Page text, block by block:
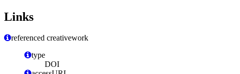
Links
referenced creativework
type
DOI